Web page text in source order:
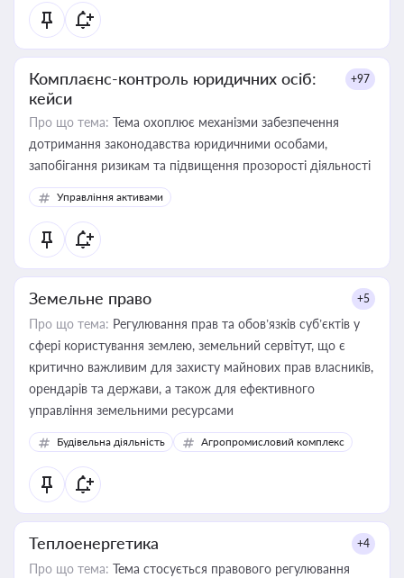
Комплаєнс-контроль юридичних осіб:
кейси
+97
Про що тема: Тема охоплює механізми забезпечення
дотримання законодавства юридичними особами,
запобігання ризикам та підвищення прозорості діяльності
Управління активами
Земельне право +5
Про що тема: Регулювання прав та обов’язків суб’єктів у
сфері користування землею, земельний сервітут, що є
критично важливим для захисту майнових прав власників,
орендарів та держави, а також для ефективного
управління земельними ресурсами
Будівельна діяльність Агропромисловий комплекс
Теплоенергетика +4
Про що тема: Тема стосується правового регулювання